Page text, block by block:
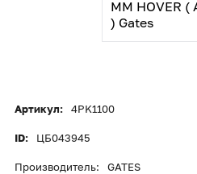
Артикул: 4PK1100
ID: ЦБ043945
Производитель: GATES